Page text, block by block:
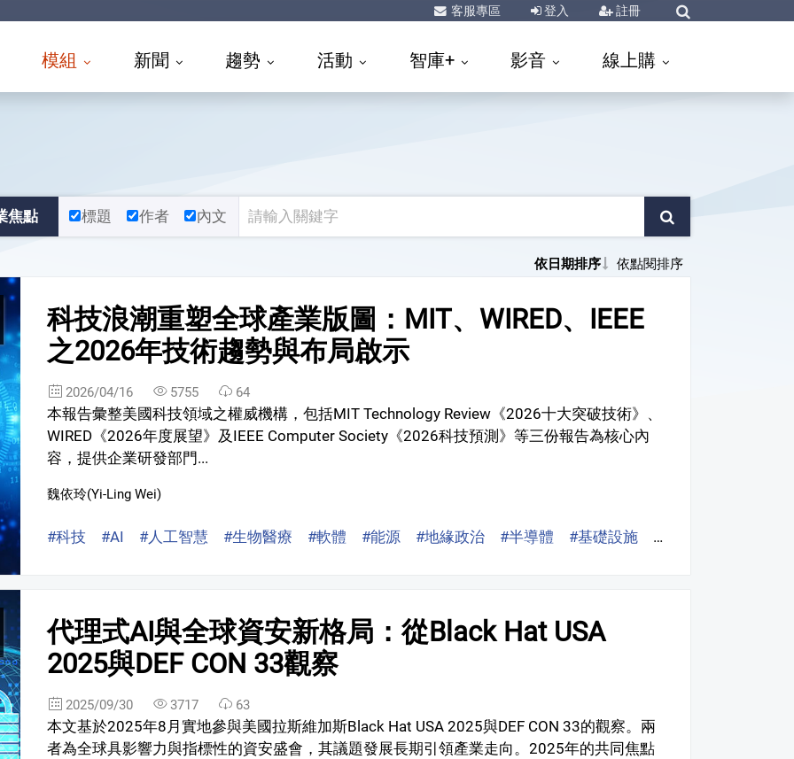
客服專區 登入 註冊
模組 新聞 趨勢 活動 智庫+ 影音 線上購
焦點 標題 作者 內文
依日期排序 依點閱排序
科技浪潮重塑全球產業版圖：MIT、WIRED、IEEE
之2026年技術趨勢與布局啟示
2026/04/16 5755 64
本報告彙整美國科技領域之權威機構，包括MIT Technology Review《2026十大突破技術》、
WIRED《2026年度展望》及IEEE Computer Society《2026科技預測》等三份報告為核心內
容，提供企業研發部門...
魏依玲(Yi-Ling Wei)
#科技 #AI #人工智慧 #生物醫療 #軟體 #能源 #地緣政治 #半導體 #基礎設施 #標準
代理式AI與全球資安新格局：從Black Hat USA
2025與DEF CON 33觀察
2025/09/30 3717 63
本文基於2025年8月實地參與美國拉斯維加斯Black Hat USA 2025與DEF CON 33的觀察。兩
者為全球具影響力與指標性的資安盛會，其議題發展長期引領產業走向。2025年的共同焦點